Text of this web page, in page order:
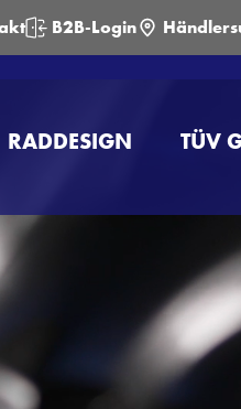
B2B-Login
RADDESIGN TÜV